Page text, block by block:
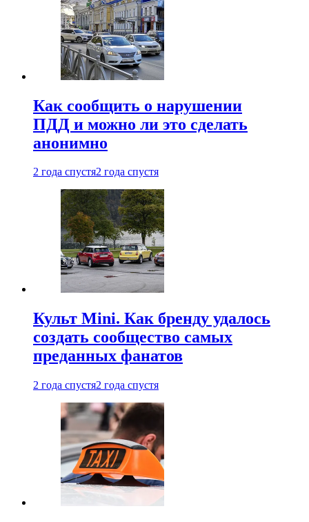
Как сообщить о нарушении
ПДД и можно ли это сделать
анонимно
2 года спустя2 года спустя
Культ Mini. Как бренду удалось
создать сообщество самых
преданных фанатов
2 года спустя2 года спустя